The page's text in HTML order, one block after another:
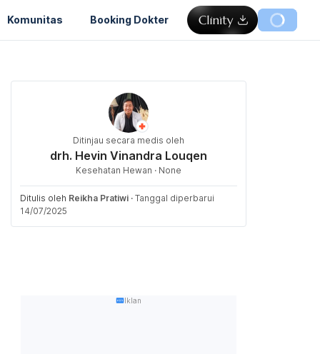
Komunitas Booking Dokter
Ditinjau secara medis oleh
drh. Hevin Vinandra Louqen
Kesehatan Hewan · None
Ditulis oleh Reikha Pratiwi · Tanggal diperbarui
14/07/2025
Iklan